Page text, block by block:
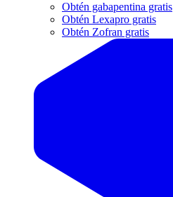
Obtén gabapentina gratis
Obtén Lexapro gratis
Obtén Zofran gratis